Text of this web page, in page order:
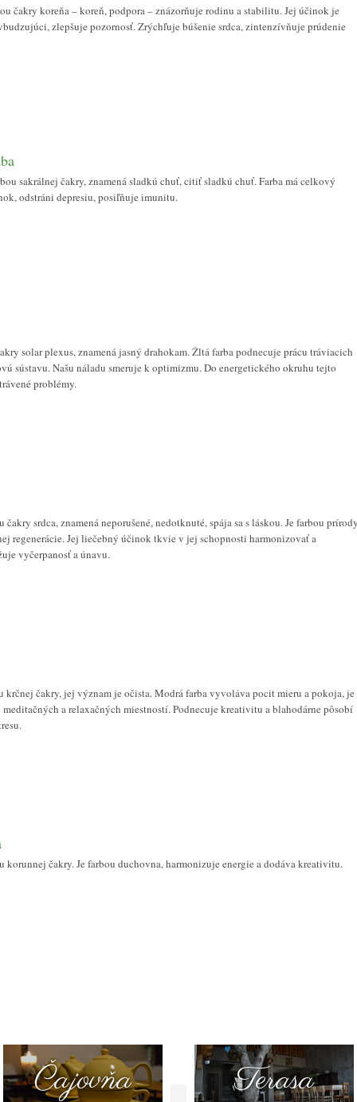
čakry koreňa – koreň, podpora – znázorňuje rodinu a stabilitu. Jej účinok je
zlepšuje pozornosť. Zrýchľuje búšenie srdca, zintenzívňuje prúdenie
sakrálnej čakry, znamená sladkú chuť, citiť sladkú chuť. Farba má celkový
odstráni depresiu, posiľňuje imunitu.
solar plexus, znamená jasný drahokam. Žltá farba podnecuje prácu tráviacich
sústavu. Našu náladu smeruje k optimizmu. Do energetického okruhu tejto
problémy.
srdca, znamená neporušené, nedotknuté, spája sa s láskou. Je farbou
regenerácie. Jej liečebný účinok tkvie v jej schopnosti harmonizovať a
vyčerpanosť a únavu.
čakry, jej význam je očista. Modrá farba vyvoláva pocit mieru a pokoja, je
a relaxačných miestností. Podnecuje kreativitu a blahodárne pôsobí
korunnej čakry. Je farbou duchovna, harmonizuje energie a dodáva kreativitu.
Čajovňa Terasa